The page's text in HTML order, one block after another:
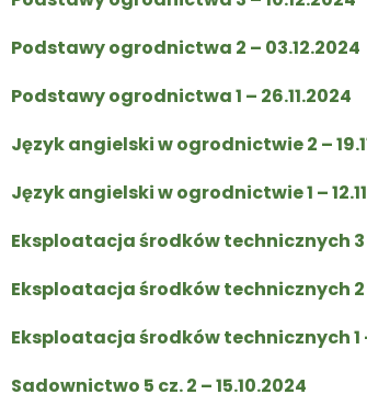
Podstawy ogrodnictwa 2 – 03.12.2024
Podstawy ogrodnictwa 1 – 26.11.2024
Język angielski w ogrodnictwie 2 –
Język angielski w ogrodnictwie 1 –
Eksploatacja środków technicznych 3
Eksploatacja środków technicznych 2
Eksploatacja środków technicznych 1
Sadownictwo 5 cz. 2 – 15.10.2024